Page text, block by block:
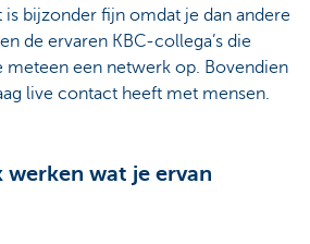
bijzonder fijn omdat je dan andere
de ervaren KBC-collega’s die
meteen een netwerk op. Bovendien
live contact heeft met mensen.
werken wat je ervan